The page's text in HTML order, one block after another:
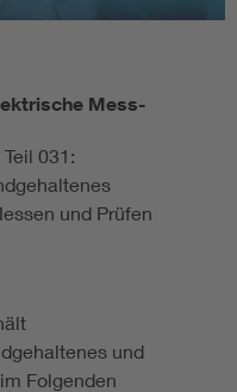
der Normung
Mess-
031:
und Prüfen
und
Folgenden